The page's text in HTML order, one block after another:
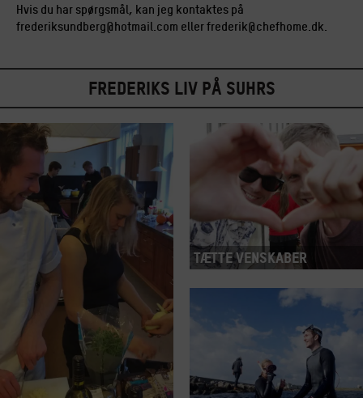
Hvis du har spørgsmål, kan jeg kontaktes på
frederiksundberg@hotmail.com ellerfrederik@chefhome.dk
Frederiks liv på Suhrs
Tætte venskaber